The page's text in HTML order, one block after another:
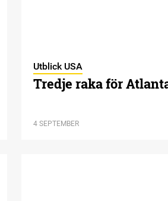
Utblick USA
Tredje raka för
4 SEPTEMBER